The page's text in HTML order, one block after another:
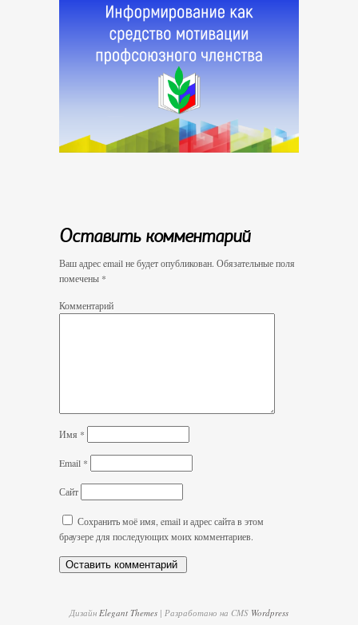
Оставить комментарий
Ваш адрес email не будет опубликован. Обязательные поля
помечены *
Комментарий
Имя *
Email *
Сайт
Сохранить моё имя, email и адрес сайта в этом
браузере для последующих моих комментариев.
Дизайн Elegant Themes | Разработано на CMS Wordpress